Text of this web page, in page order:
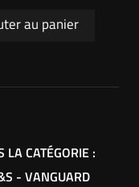
au panier
LA CATÉGORIE :
- VANGUARD